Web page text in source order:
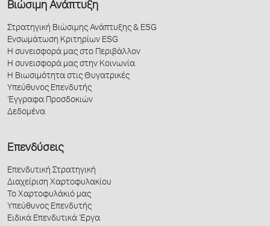
Βιώσιμη Ανάπτυξη
Στρατηγική Βιώσιμης Ανάπτυξης & ESG
Ενσωμάτωση Κριτηρίων ESG
Η συνεισφορά μας στο Περιβάλλον
Η συνεισφορά μας στην Κοινωνία
Η Βιωσιμότητα στις Θυγατρικές
Υπεύθυνος Επενδυτής
Έγγραφα Προσδοκιών
Δεδομένα
Επενδύσεις
Επενδυτική Στρατηγική
Διαχείριση Χαρτοφυλακίου
Το Χαρτοφυλάκιό μας
Υπεύθυνος Επενδυτής
Ειδικά Επενδυτικά Έργα